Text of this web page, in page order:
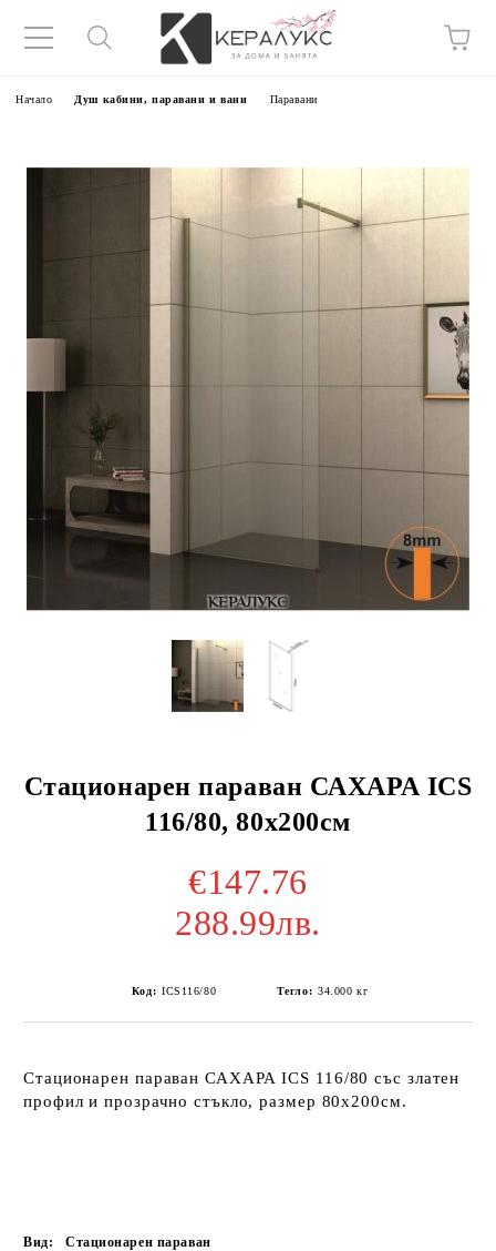
Начало Душ кабини, паравани и вани Паравани
Стационарен параван САХАРА ICS
116/80, 80х200см
€147.76
288.99лв.
Код: ICS116/80 Тегло: 34.000 кг
Стационарен параван САХАРА ICS 116/80 със златен
профил и прозрачно стъкло, размер 80х200см.
Вид: Стационарен параван